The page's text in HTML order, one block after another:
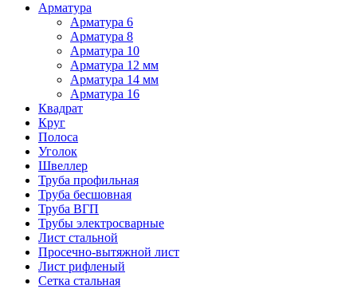
Арматура
Арматура 6
Арматура 8
Арматура 10
Арматура 12 мм
Арматура 14 мм
Арматура 16
Квадрат
Круг
Полоса
Уголок
Швеллер
Труба профильная
Труба бесшовная
Труба ВГП
Трубы электросварные
Лист стальной
Просечно-вытяжной лист
Лист рифленый
Сетка стальная